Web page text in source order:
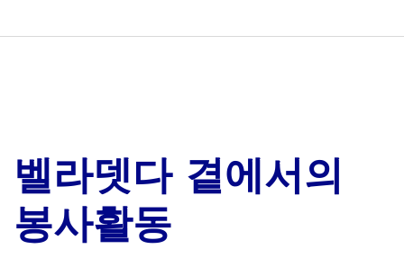
벨라뎃다 곁에서의
봉사활동